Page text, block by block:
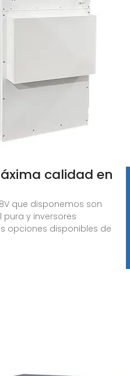
calidad en
que disponemos son
y inversores
opciones disponibles de